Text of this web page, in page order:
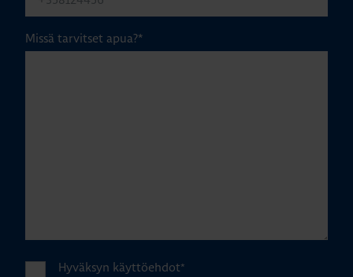
Missä tarvitset apua?*
Hyväksyn käyttöehdot*